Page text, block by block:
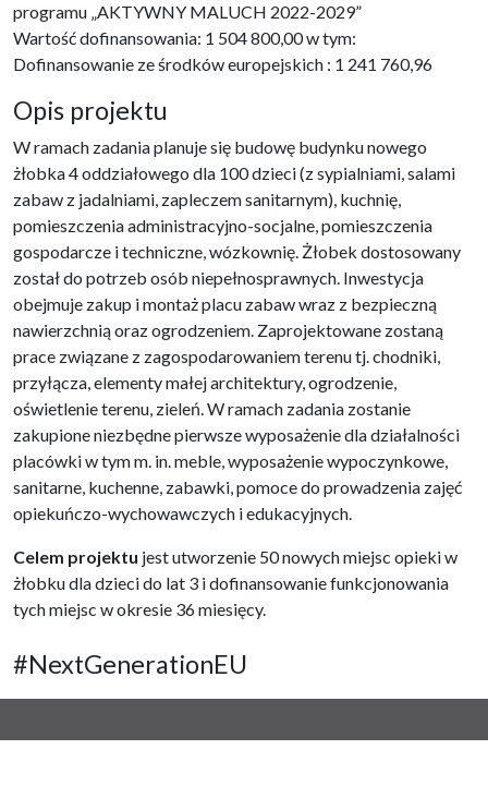
programu „AKTYWNY MALUCH 2022-2029”
Wartość dofinansowania: 1 504 800,00 w tym:
Dofinansowanie ze środków europejskich : 1 241 760,96
Opis projektu
W ramach zadania planuje się budowę budynku nowego
żłobka 4 oddziałowego dla 100 dzieci (z sypialniami, salami
zabaw z jadalniami, zapleczem sanitarnym), kuchnię,
pomieszczenia administracyjno-socjalne, pomieszczenia
gospodarcze i techniczne, wózkownię. Żłobek dostosowany
został do potrzeb osób niepełnosprawnych. Inwestycja
obejmuje zakup i montaż placu zabaw wraz z bezpieczną
nawierzchnią oraz ogrodzeniem. Zaprojektowane zostaną
prace związane z zagospodarowaniem terenu tj. chodniki,
przyłącza, elementy małej architektury, ogrodzenie,
oświetlenie terenu, zieleń. W ramach zadania zostanie
zakupione niezbędne pierwsze wyposażenie dla działalności
placówki w tym m. in. meble, wyposażenie wypoczynkowe,
sanitarne, kuchenne, zabawki, pomoce do prowadzenia zajęć
opiekuńczo-wychowawczych i edukacyjnych.
Celem projektu jest utworzenie 50 nowych miejsc opieki w
żłobku dla dzieci do lat 3 i dofinansowanie funkcjonowania
tych miejsc w okresie 36 miesięcy.
#NextGenerationEU